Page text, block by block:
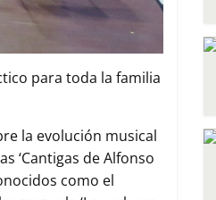
para toda la familia
la evolución musical
‘Cantigas de Alfonso
como el